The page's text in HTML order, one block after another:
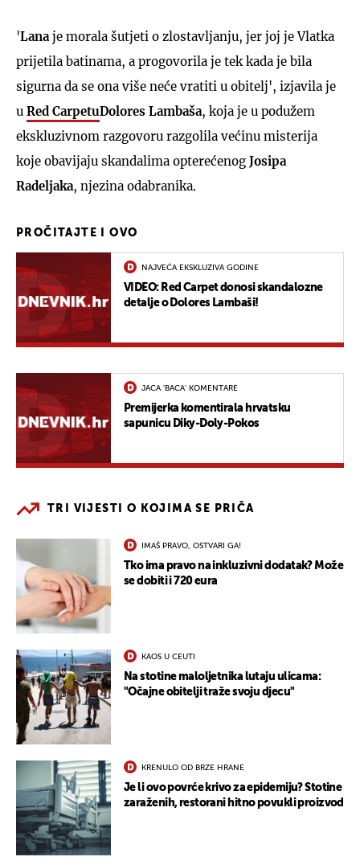
'Lana je morala šutjeti o zlostavljanju, jer joj je Vlatka
prijetila batinama, a progovorila je tek kada je bila
sigurna da se ona više neće vratiti u obitelj', izjavila je
u Red CarpetuDolores Lambaša, koja je u podužem
ekskluzivnom razgovoru razgolila većinu misterija
koje obavijaju skandalima opterećenog Josipa
Radeljaka, njezina odabranika.
PROČITAJTE I OVO
NAJVEĆA EKSKLUZIVA GODINE
VIDEO: Red Carpet donosi skandalozne
detalje o Dolores Lambaši!
JACA 'BACA' KOMENTARE
Premijerka komentirala hrvatsku
sapunicu Diky-Doly-Pokos
TRI VIJESTI O KOJIMA SE PRIČA
IMAŠ PRAVO, OSTVARI GA!
Tko ima pravo na inkluzivni dodatak? Može
se dobiti i 720 eura
KAOS U CEUTI
Na stotine maloljetnika lutaju ulicama:
"Očajne obitelji traže svoju djecu"
KRENULO OD BRZE HRANE
Je li ovo povrće krivo za epidemiju? Stotine
zaraženih, restorani hitno povukli proizvod